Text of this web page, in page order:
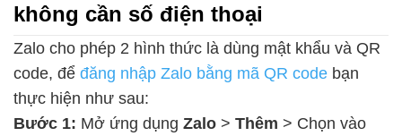
không cần số điện thoại
Zalo cho phép 2 hình thức là dùng mật khẩu và QR
code, để đăng nhập Zalo bằng mã QR code bạn
thực hiện như sau:
Bước 1: Mở ứng dụng Zalo > Thêm > Chọn vào